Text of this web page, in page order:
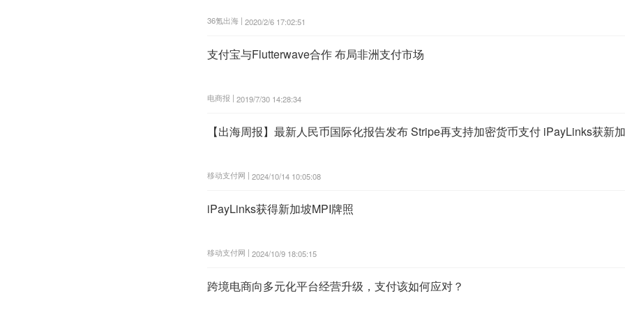
36氪出海 | 2020/2/6 17:02:51
支付宝与Flutterwave合作 布局非洲支付市场
电商报 | 2019/7/30 14:28:34
【出海周报】最新人民币国际化报告发布 Stripe再支持加密货币支付 iPayLinks获新
移动支付网 | 2024/10/14 10:05:08
iPayLinks获得新加坡MPI牌照
移动支付网 | 2024/10/9 18:05:15
跨境电商向多元化平台经营升级，支付该如何应对？